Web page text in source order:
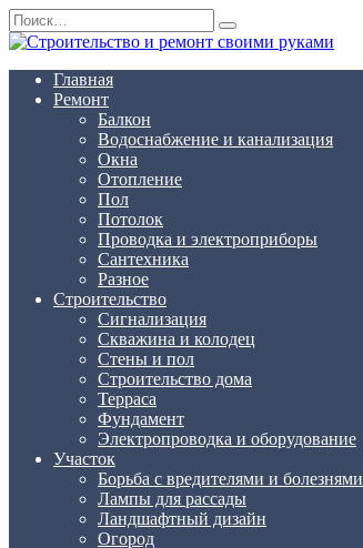
Перейти
к
содержанию
Search
for:
Главная
Ремонт
Балкон
Водоснабжение и канализация
Окна
Отопление
Пол
Потолок
Проводка и электроприборы
Сантехника
Разное
Строительство
Сигнализация
Скважина и колодец
Стены и пол
Строительство дома
Терраса
Фундамент
Электропроводка и оборудование
Участок
Борьба с вредителями и болезнями
Лампы для рассады
Ландшафтный дизайн
Огород